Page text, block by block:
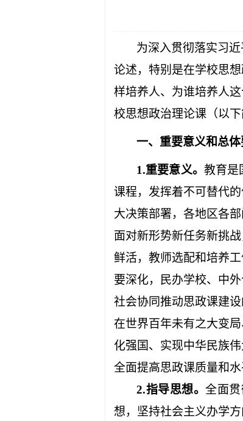
为深入贯彻落实习
论述，特别是在学校思
样培养人、为谁培养人
校思想政治理论课（以
一、重要意义和总
1.重要意义。 教育是
课程，发挥着不可替代
大决策部署，各地区各
面对新形势新任务新挑
鲜活，教师选配和培养
要深化，民办学校、中
社会协同推动思政课建
在世界百年未有之大变
化强国、实现中华民族
全面提高思政课质量和水
2.指导思想。全面
想，坚持社会主义办学